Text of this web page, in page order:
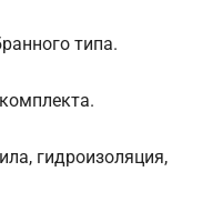
типа.
гидроизоляция,